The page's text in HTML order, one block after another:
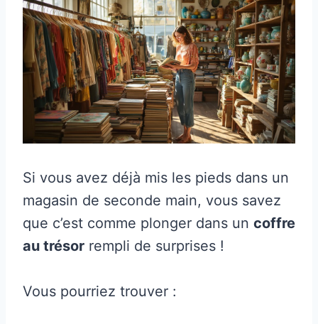
Si vous avez déjà mis les pieds dans un
magasin de seconde main, vous savez
que c’est comme plonger dans un coffre
au trésor rempli de surprises !
Vous pourriez trouver :